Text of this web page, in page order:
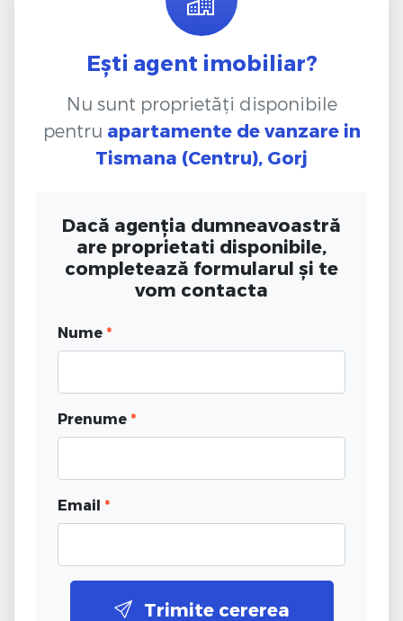
Ești agent imobiliar?
Nu sunt proprietăți disponibile
pentru apartamente de vanzare in
Tismana (Centru), Gorj
Dacă agenția dumneavoastră
are proprietati disponibile,
completează formularul și te
vom contacta
Nume *
Prenume *
Email *
Trimite cererea